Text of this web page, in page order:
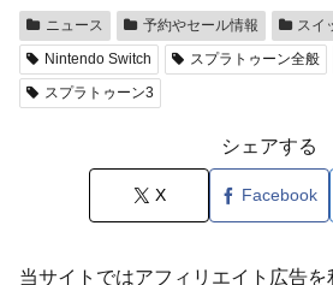
ニュース 予約やセール情報 スイ
Nintendo Switch
スプラトゥーン全般
スプラトゥーン3
シェアする
X Facebook
当サイトではアフィリエイト広告を